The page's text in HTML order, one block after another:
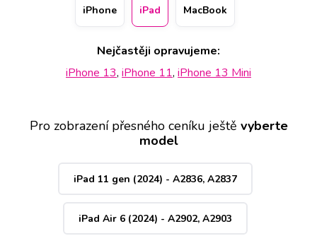
konkrétní pobočku. Eventuálně k vám ale můžeme zdarma
poslat kurýra.
iPhone iPad MacBook
Nejčastěji opravujeme:
iPhone 13, iPhone 11, iPhone 13 Mini
Pro zobrazení přesného ceníku ještě vyberte
model
iPad 11 gen (2024) - A2836, A2837
iPad Air 6 (2024) - A2902, A2903